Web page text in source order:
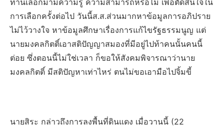
ท่านเลือกมามีความรู้ ความสามารถหรือไม่ เพื่อตัดสินใจใน
การเลือกครั้งต่อไป วันนี้ส.ส.ส่วนมากหาข้อมูลการอภิปราย
ไม่ไว้วางใจ หาข้อมูลศึกษาเรื่องการแก้ไขรัฐธรรมนูญ แต่
นายมงคลกิตติ์เอาสติปัญญาสมองที่มีอยู่ไปท้าคนนั้นคนนี้
ต่อย ซึ่งตอนนี้ไม่ใช่เวลา ก็ขอให้สังคมพิจารณาว่านาย
มงคลกิตติ์ มีสติปัญหาเท่าไหร่ ตนไม่ขอเอามือไปจิ้มขี้
นายสิระ กล่าวถึงการลงพื้นที่ดินแดง เมื่อวานนี้ (22